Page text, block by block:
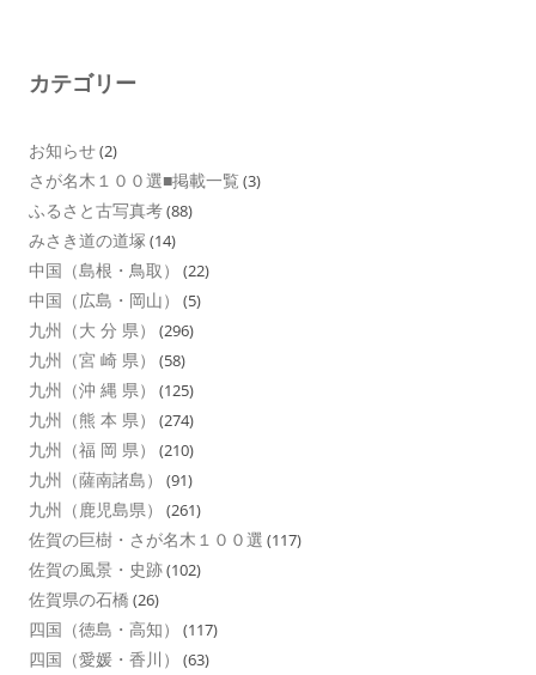
カテゴリー
お知らせ(2)
さが名木１００選■掲載一覧 (3)
ふるさと古写真考(88)
みさき道の道塚 (14)
中国（島根・鳥取） (22)
中国（広島・岡山） (5)
九州（大 分 県） (296)
九州（宮 崎 県） (58)
九州（沖 縄 県） (125)
九州（熊 本 県） (274)
九州（福 岡 県） (210)
九州（薩南諸島） (91)
九州（鹿児島県） (261)
佐賀の巨樹・さが名木１００選 (117)
佐賀の風景・史跡(102)
佐賀県の石橋 (26)
四国（徳島・高知） (117)
四国（愛媛・香川） (63)